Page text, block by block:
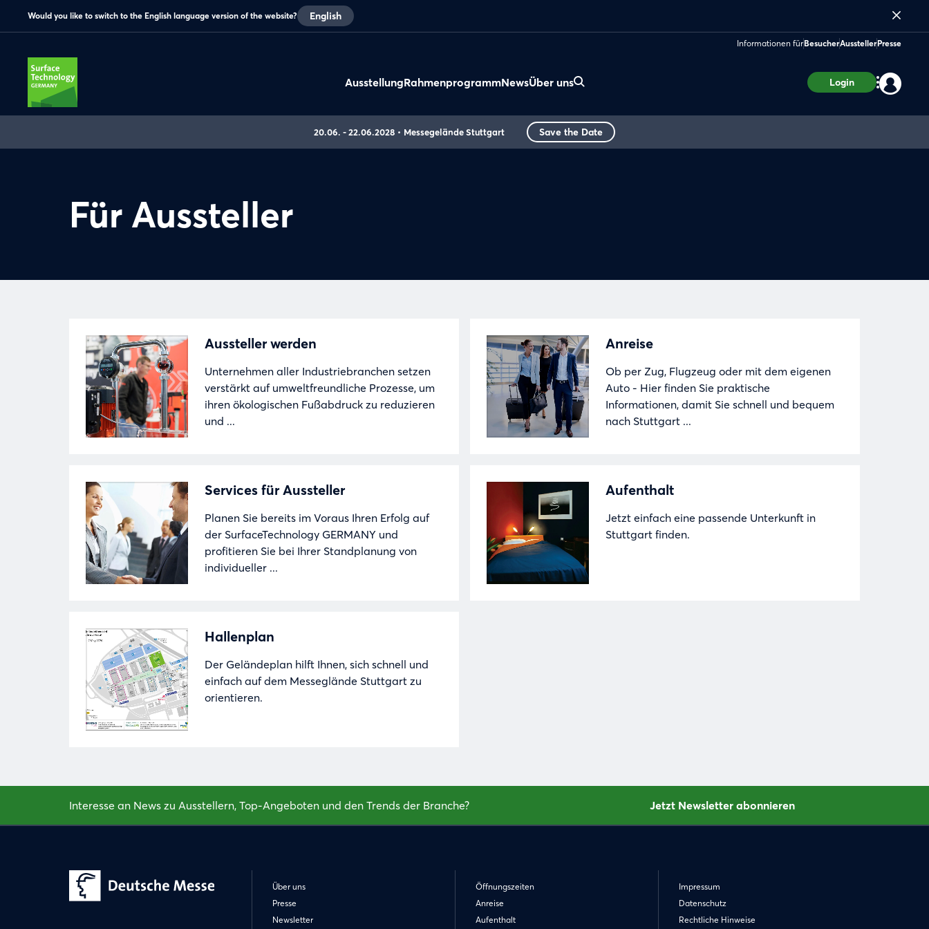
20.06. - 22.06.2028 Messegelände Stuttgart Save the Date
Would you like to switch to the English language version of the website? English
Informationen fürBesucherAusstellerPresse
AusstellungRahmenprogrammNewsÜber uns Login
Für Aussteller
Aussteller werden
Unternehmen aller Industriebranchen setzen
verstärkt auf umweltfreundliche Prozesse, um
ihren ökologischen Fußabdruck zu reduzieren
und ...
Services für Aussteller
Planen Sie bereits im Voraus Ihren Erfolg auf
der SurfaceTechnology GERMANY und
profitieren Sie bei Ihrer Standplanung von
individueller ...
Hallenplan
Der Geländeplan hilft Ihnen, sich schnell und
einfach auf dem Messeglände Stuttgart zu
orientieren.
Anreise
Ob per Zug, Flugzeug oder mit dem eigenen
Auto - Hier finden Sie praktische
Informationen, damit Sie schnell und bequem
nach Stuttgart ...
Aufenthalt
Jetzt einfach eine passende Unterkunft in
Stuttgart finden.
Interesse an News zu Ausstellern, Top-Angeboten und den Trends der Branche? Jetzt Newsletter abonnieren
Über uns
Presse
Newsletter
Öffnungszeiten
Anreise
Aufenthalt
Impressum
Datenschutz
Rechtliche Hinweise
Login
Einloggen